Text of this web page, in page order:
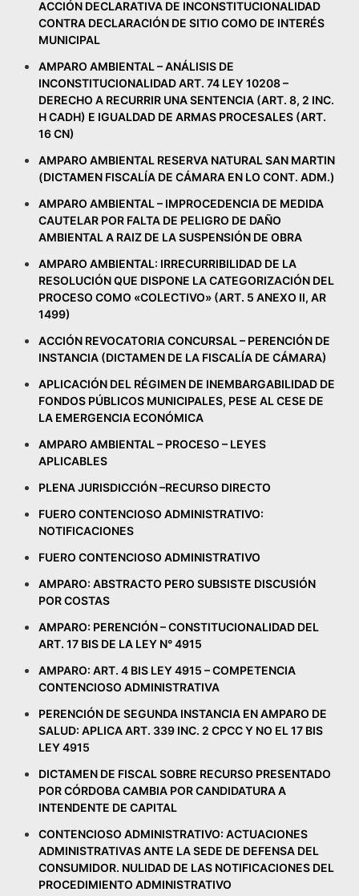
ACCIÓN DECLARATIVA DE INCONSTITUCIONALIDAD
CONTRA DECLARACIÓN DE SITIO COMO DE INTERÉS
MUNICIPAL
AMPARO AMBIENTAL – ANÁLISIS DE
INCONSTITUCIONALIDAD ART. 74 LEY 10208 –
DERECHO A RECURRIR UNA SENTENCIA (ART. 8, 2 INC.
H CADH) E IGUALDAD DE ARMAS PROCESALES (ART.
16 CN)
AMPARO AMBIENTAL RESERVA NATURAL SAN MARTIN
(DICTAMEN FISCALÍA DE CÁMARA EN LO CONT. ADM.)
AMPARO AMBIENTAL – IMPROCEDENCIA DE MEDIDA
CAUTELAR POR FALTA DE PELIGRO DE DAÑO
AMBIENTAL A RAIZ DE LA SUSPENSIÓN DE OBRA
AMPARO AMBIENTAL: IRRECURRIBILIDAD DE LA
RESOLUCIÓN QUE DISPONE LA CATEGORIZACIÓN DEL
PROCESO COMO «COLECTIVO» (ART. 5 ANEXO II, AR
1499)
ACCIÓN REVOCATORIA CONCURSAL – PERENCIÓN DE
INSTANCIA (DICTAMEN DE LA FISCALÍA DE CÁMARA)
APLICACIÓN DEL RÉGIMEN DE INEMBARGABILIDAD DE
FONDOS PÚBLICOS MUNICIPALES, PESE AL CESE DE
LA EMERGENCIA ECONÓMICA
AMPARO AMBIENTAL – PROCESO – LEYES
APLICABLES
PLENA JURISDICCIÓN –RECURSO DIRECTO
FUERO CONTENCIOSO ADMINISTRATIVO:
NOTIFICACIONES
FUERO CONTENCIOSO ADMINISTRATIVO
AMPARO: ABSTRACTO PERO SUBSISTE DISCUSIÓN
POR COSTAS
AMPARO: PERENCIÓN – CONSTITUCIONALIDAD DEL
ART. 17 BIS DE LA LEY N° 4915
AMPARO: ART. 4 BIS LEY 4915 – COMPETENCIA
CONTENCIOSO ADMINISTRATIVA
PERENCIÓN DE SEGUNDA INSTANCIA EN AMPARO DE
SALUD: APLICA ART. 339 INC. 2 CPCC Y NO EL 17 BIS
LEY 4915
DICTAMEN DE FISCAL SOBRE RECURSO PRESENTADO
POR CÓRDOBA CAMBIA POR CANDIDATURA A
INTENDENTE DE CAPITAL
CONTENCIOSO ADMINISTRATIVO: ACTUACIONES
ADMINISTRATIVAS ANTE LA SEDE DE DEFENSA DEL
CONSUMIDOR. NULIDAD DE LAS NOTIFICACIONES DEL
PROCEDIMIENTO ADMINISTRATIVO